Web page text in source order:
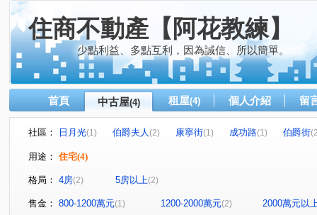
住商不動產【阿花教練】
少點利益、多點互利，因為誠信、所以簡單。
首頁 中古屋(4) 租屋(4) 個人介紹 留
社區： 日月光(1) 伯爵夫人(2) 康寧街(1) 成功路(1) 伯爵街
用途： 住宅(4)
格局： 4房(2) 5房以上(2)
售金： 800-1200萬元(1) 1200-2000萬元(2) 2000萬元以